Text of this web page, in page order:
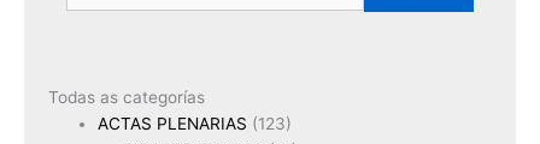
Todas as categorías
ACTAS PLENARIAS (123)